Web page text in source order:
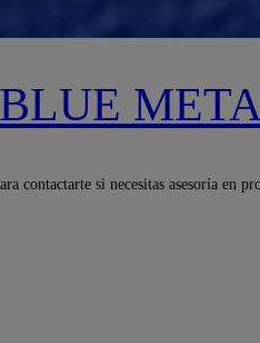
contactarte si necesitas asesoría en